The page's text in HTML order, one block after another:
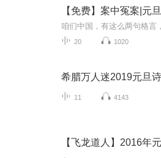
【免费】案中冤案|元
20 1020
希腊万人迷2019元旦
11 4143
【飞龙道人】2016年